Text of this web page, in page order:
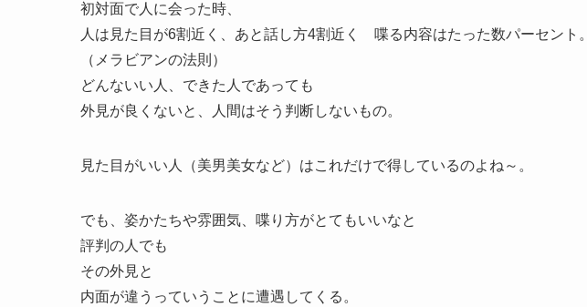
初対面で人に会った時、
人は見た目が6割近く、あと話し方4割近く 喋る内容はたった数パーセント。
（メラビアンの法則）
どんないい人、できた人であっても
外見が良くないと、人間はそう判断しないもの。
見た目がいい人（美男美女など）はこれだけで得しているのよね～。
でも、姿かたちや雰囲気、喋り方がとてもいいなと
評判の人でも
その外見と
内面が違うっていうことに遭遇してくる。